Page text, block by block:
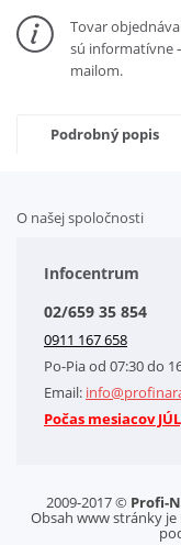
Tovar
sú informatívne
mailom.
Podrobný popis
O našej spoločnosti
Obchodné podmienky
Kontakt
Letáky na stiahnutie
GDPR-Informácie o
Cookies
Infocentrum
02/659 35 854
0911 167 658
Po-Pia od 07:30 do
Email:
Počas mesiacov
2009-2017 © Profi-
Obsah www stránky